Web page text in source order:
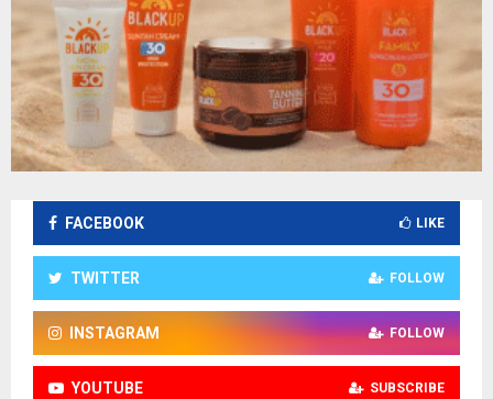
FACEBOOK LIKE
TWITTER FOLLOW
INSTAGRAM FOLLOW
YOUTUBE SUBSCRIBE